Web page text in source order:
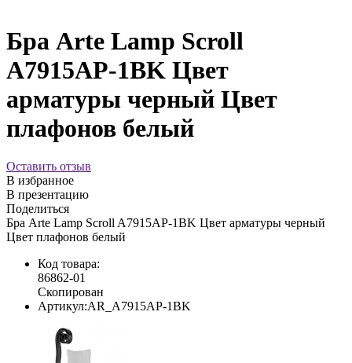
Бра Arte Lamp Scroll
A7915AP-1BK Цвет
арматуры черный Цвет
плафонов белый
Оставить отзыв
В избранное
В презентацию
Поделиться
Бра Arte Lamp Scroll A7915AP-1BK Цвет арматуры черный
Цвет плафонов белый
Код товара:
86862-01
Скопирован
Артикул:AR_A7915AP-1BK